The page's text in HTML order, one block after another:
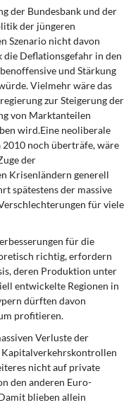
der Bundesbank und der
der jüngeren
Szenario nicht davon
die Deflationsgefahr in den
und Stärkung
Vielmehr wäre das
zur Steigerung der
von Marktanteilen
wird.Eine neoliberale
2010 noch überträfe, wäre
der
Krisenländern generell
spätestens der massive
für viele
für die
richtig, erfordern
deren Produktion unter
entwickelte Regionen in
dürften davon
profitieren.
Verluste der
nicht auf private
den anderen Euro-
blieben allein